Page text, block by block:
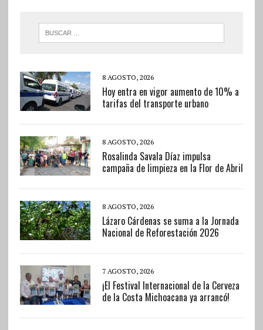
8 AGOSTO, 2026
Hoy entra en vigor aumento de 10% a
tarifas del transporte urbano
8 AGOSTO, 2026
Rosalinda Savala Díaz impulsa
campaña de limpieza en la Flor de Abril
8 AGOSTO, 2026
Lázaro Cárdenas se suma a la Jornada
Nacional de Reforestación 2026
7 AGOSTO, 2026
¡El Festival Internacional de la Cerveza
de la Costa Michoacana ya arrancó!